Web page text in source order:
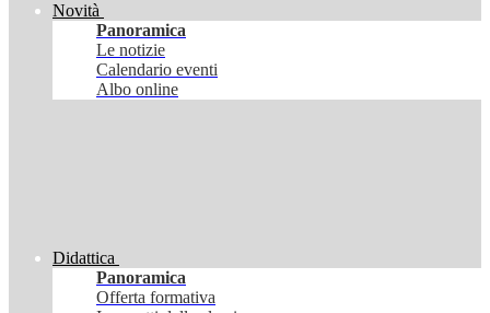
Novità
Panoramica
Le notizie
Calendario eventi
Albo online
Didattica
Panoramica
Offerta formativa